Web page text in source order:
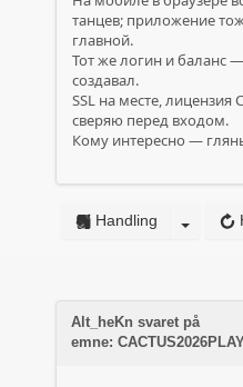
танцев; приложение
главной.
Тот же логин и баланс
создавал.
SSL на месте,
сверяю перед входом.
Кому интересно —
Handling
Alt_heKn svaret på
emne: